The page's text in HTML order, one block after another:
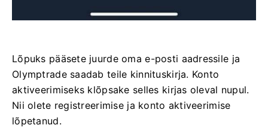
Lõpuks pääsete juurde oma e-posti aadressile ja
Olymptrade saadab teile kinnituskirja. Konto
aktiveerimiseks klõpsake selles kirjas oleval nupul.
Nii olete registreerimise ja konto aktiveerimise
lõpetanud.